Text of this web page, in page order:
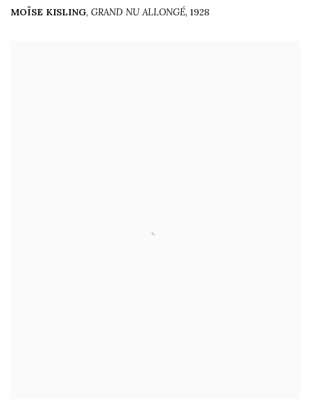
MOÏSE KISLING, GRAND NU ALLONGÉ, 1928